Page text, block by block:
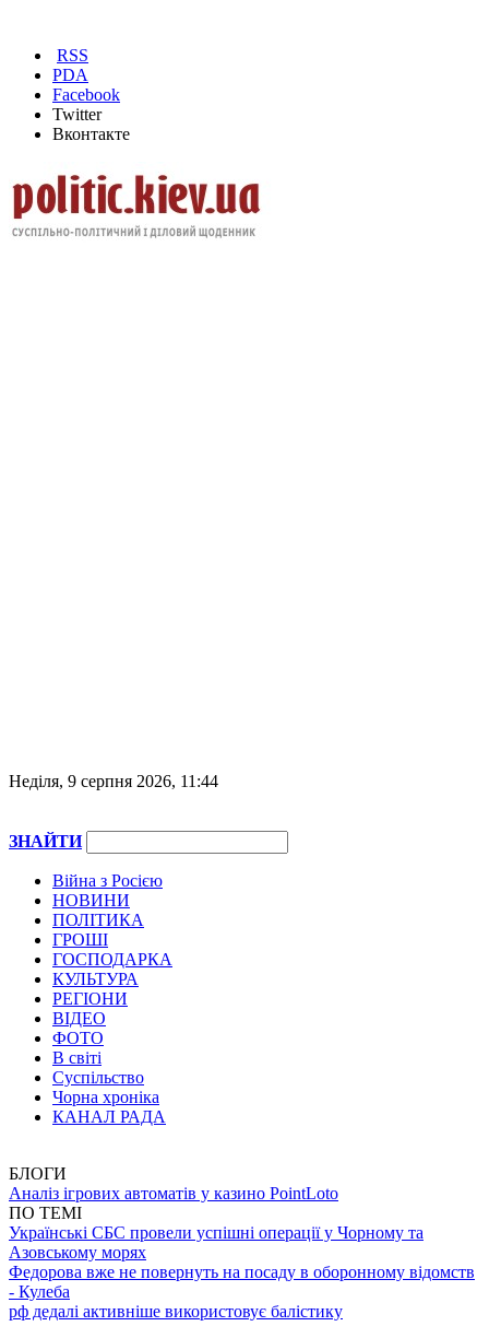
RSS
PDA
Facebook
Twitter
Вконтакте
Неділя, 9 серпня 2026, 11:44
ЗНАЙТИ
Війна з Росією
НОВИНИ
ПОЛІТИКА
ГРОШІ
ГОСПОДАРКА
КУЛЬТУРА
РЕГІОНИ
ВІДЕО
ФОТО
В світі
Суспільство
Чорна хроніка
КАНАЛ РАДА
БЛОГИ
Аналіз ігрових автоматів у казино PointLoto
ПО ТЕМІ
Українські СБС провели успішні операції у Чорному та
Азовському морях
Федорова вже не повернуть на посаду в оборонному відомств
- Кулеба
рф дедалі активніше використовує балістику